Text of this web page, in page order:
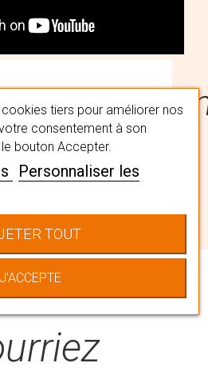
qui vous
nos spécialistes
Ils vous
pour choisir LA
correspond en la
votre image.
tiers pour améliorer nos
consentement à son
bouton Accepter.
Personnaliser les
TOUT
J'ACCEPTE